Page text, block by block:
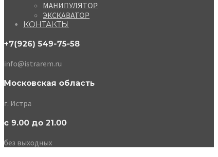
МАНИПУЛЯТОР
ЭКСКАВАТОР
КОНТАКТЫ
+7(926) 549-75-58
info@istrarem.ru
Московская область
г. Истра
с 9.00 до 21.00
без выходных